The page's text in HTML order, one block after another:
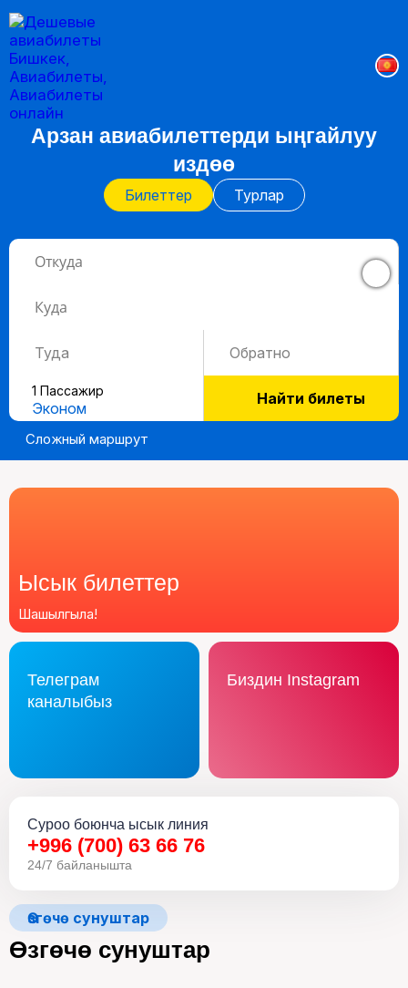
Арзан авиабилеттерди ыңгайлуу
издөө
Билеттер Турлар
Туда Обратно
1 Пассажир
Эконом
Найти билеты
Сложный маршрут
Ысык билеттер
Шашылгыла!
Телеграм
каналыбыз
Биздин Instagram
Суроо боюнча ысык линия
+996 (700) 63 66 76
24/7 байланышта
Өзгөчө сунуштар
Өзгөчө сунуштар